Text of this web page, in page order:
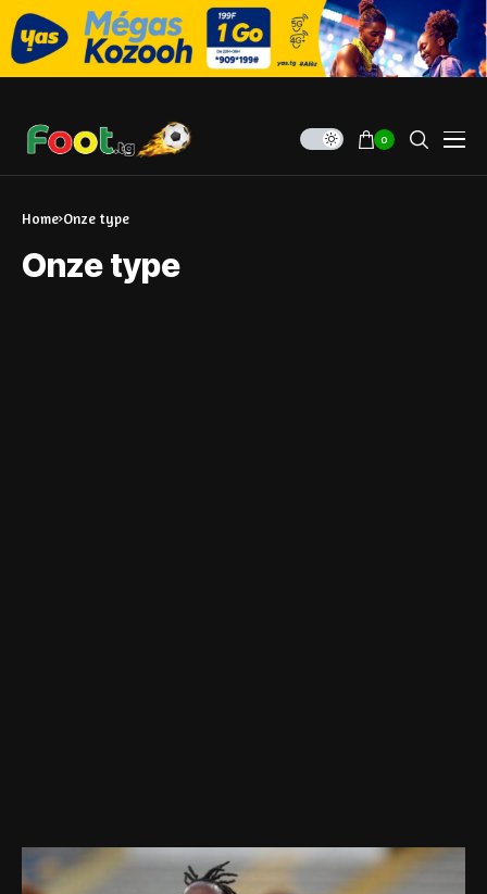
0
Home Onze type
Onze type